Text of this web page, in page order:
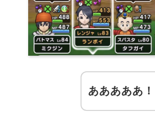
あああああ！